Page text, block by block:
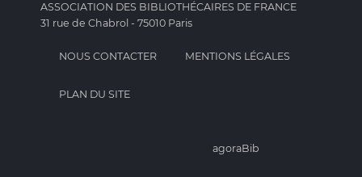
ASSOCIATION DES BIBLIOTHÉCAIRES DE FRANCE
31 rue de Chabrol - 75010 Paris
NOUS CONTACTER MENTIONS LÉGALES
PLAN DU SITE
agoraBib